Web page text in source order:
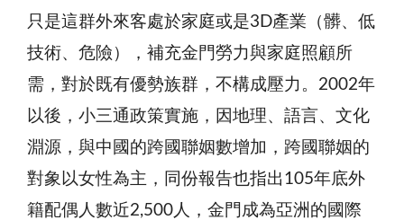
只是這群外來客處於家庭或是3D產業（髒、低
技術、危險），補充金門勞力與家庭照顧所
需，對於既有優勢族群，不構成壓力。2002年
以後，小三通政策實施，因地理、語言、文化
淵源，與中國的跨國聯姻數增加，跨國聯姻的
對象以女性為主，同份報告也指出105年底外
籍配偶人數近2,500人，金門成為亞洲的國際